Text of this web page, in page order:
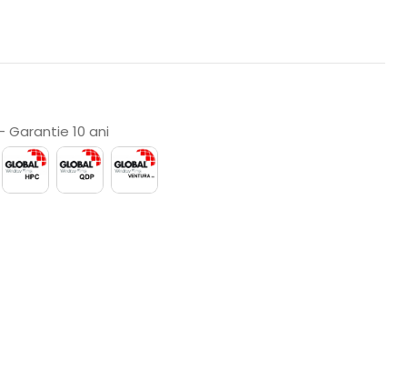
Garantie 10 ani